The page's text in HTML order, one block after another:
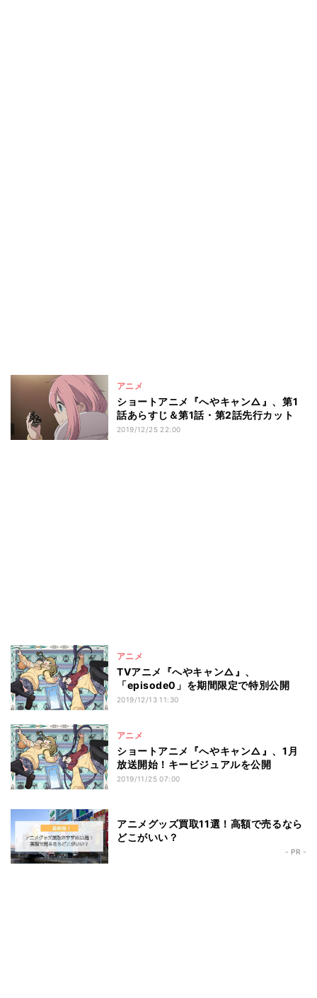
アニメ
ショートアニメ『へやキャン△』、第1
話あらすじ＆第1話・第2話先行カット
2019/12/25 22:00
アニメ
TVアニメ『へやキャン△』、
「episode0」を期間限定で特別公開
2019/12/13 11:30
アニメ
ショートアニメ『へやキャン△』、1月
放送開始！キービジュアルを公開
2019/11/25 07:00
アニメグッズ買取11選！高額で売るなら
どこがいい？
- PR -